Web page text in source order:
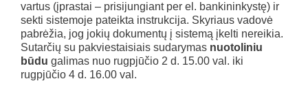
vartus (įprastai – prisijungiant per el. bankininkystę) ir
sekti sistemoje pateikta instrukcija. Skyriaus vadovė
pabrėžia, jog jokių dokumentų į sistemą įkelti nereikia.
Sutarčių su pakviestaisiais sudarymas nuotoliniu
būdu galimas nuo rugpjūčio 2 d. 15.00 val. iki
rugpjūčio 4 d. 16.00 val.